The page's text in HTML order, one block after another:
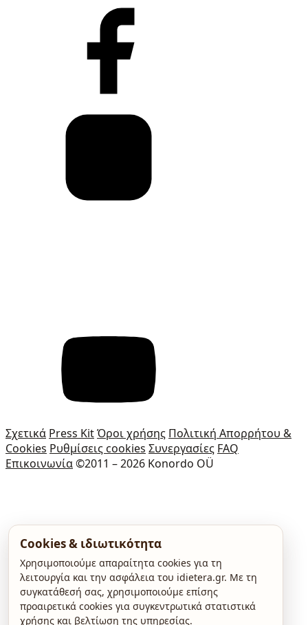
Σχετικά Press KitΌροι χρήσης Πολιτική Απορρήτου &
Cookies Ρυθμίσεις cookies Συνεργασίες FAQ
Επικοινωνία©2011 – 2026 Konordo OÜ
Cookies & ιδιωτικότητα
Χρησιμοποιούμε απαραίτητα cookies για τη
λειτουργία και την ασφάλεια του idietera.gr. Με τη
συγκατάθεσή σας, χρησιμοποιούμε επίσης
προαιρετικά cookies για συγκεντρωτικά στατιστικά
χρήσης και βελτίωση της υπηρεσίας.